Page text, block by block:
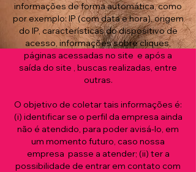
informações de forma automática, como
por exemplo: IP (com data e hora), origem
do IP, características do dispositivo de
acesso, informações sobre cliques,
páginas acessadas no site e após a
saída do site , buscas realizadas, entre
outras.
O objetivo de coletar tais informações é:
(i) identificar se o perfil da empresa ainda
não é atendido, para poder avisá-lo, em
um momento futuro, caso nossa
empresa passe a atender; (ii) ter a
possibilidade de entrar em contato com